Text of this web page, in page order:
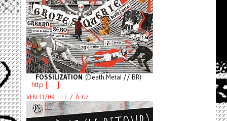
FOSSILIZATION (Death Metal // BR)
http [ ... ]
VEN 11/09 : LE Z À GZ